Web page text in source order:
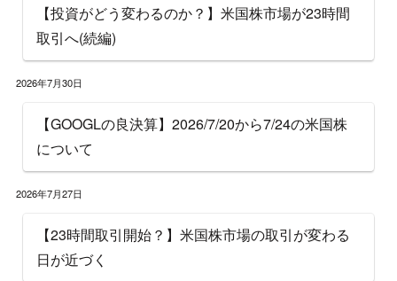
【投資がどう変わるのか？】米国株市場が23時間
取引へ(続編)
2026年7月30日
【GOOGLの良決算】2026/7/20から7/24の米国株
について
2026年7月27日
【23時間取引開始？】米国株市場の取引が変わる
日が近づく